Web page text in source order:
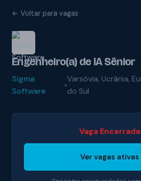
← Voltar para vagas
Engenheiro(a) de IA Sênior
Sigma
Software
•
Varsóvia, Ucrânia,
do Sul
Vaga Encerrada
Ver vagas ativas